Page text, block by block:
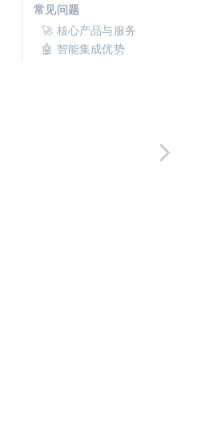
常见问题
🚀 核心产品与服务
🤖 智能集成优势